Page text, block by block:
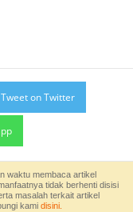
Tweet on Twitter
waktu membaca artikel
tidak berhenti disisi
masalah terkait artikel
kami disini.